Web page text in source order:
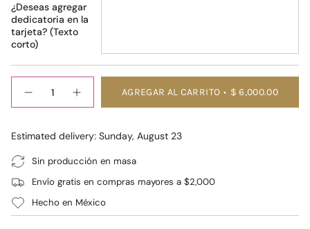
¿Deseas agregar
dedicatoria en la
tarjeta? (Texto
corto)
AGREGAR AL CARRITO $ 6,000.00
Estimated delivery: Sunday, August 23
Sin producción en masa
Envío gratis en compras mayores a $2,000
Hecho en México